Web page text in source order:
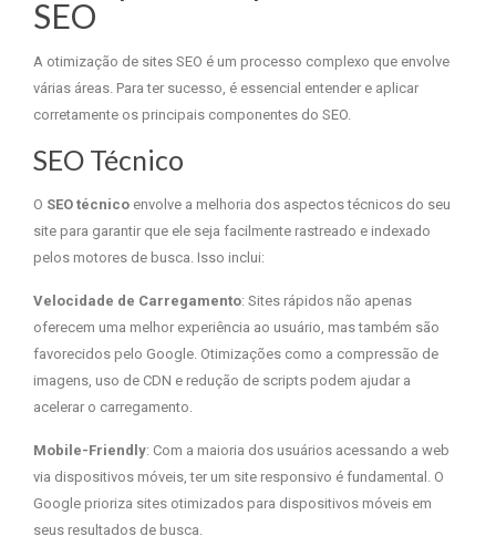
SEO
A otimização de sites SEO é um processo complexo que envolve
várias áreas. Para ter sucesso, é essencial entender e aplicar
corretamente os principais componentes do SEO.
SEO Técnico
O SEO técnico envolve a melhoria dos aspectos técnicos do seu
site para garantir que ele seja facilmente rastreado e indexado
pelos motores de busca. Isso inclui:
Velocidade de Carregamento: Sites rápidos não apenas
oferecem uma melhor experiência ao usuário, mas também são
favorecidos pelo Google. Otimizações como a compressão de
imagens, uso de CDN e redução de scripts podem ajudar a
acelerar o carregamento.
Mobile-Friendly: Com a maioria dos usuários acessando a web
via dispositivos móveis, ter um site responsivo é fundamental. O
Google prioriza sites otimizados para dispositivos móveis em
seus resultados de busca.